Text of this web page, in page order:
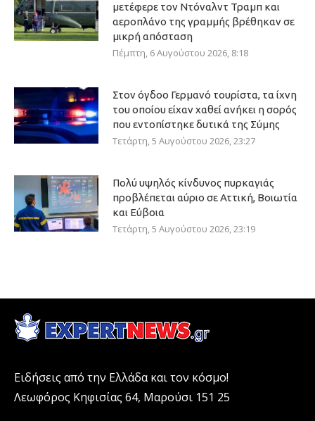
μετέφερε τον Ντόναλντ Τραμπ και
αεροπλάνο της γραμμής βρέθηκαν σε
μικρή απόσταση
Πέμπτη, 6 Αυγούστου 2026, 8:18
Στον όγδοο Γερμανό τουρίστα, τα ίχνη
του οποίου είχαν χαθεί ανήκει η σορός
που εντοπίστηκε δυτικά της Σύμης
Τετάρτη, 5 Αυγούστου 2026, 23:27
Πολύ υψηλός κίνδυνος πυρκαγιάς
προβλέπεται αύριο σε Αττική, Βοιωτία
και Εύβοια
Τετάρτη, 5 Αυγούστου 2026, 23:19
Ειδήσεις από την Ελλάδα και τον κόσμο!
Λεωφόρος Κηφισίας 64, Μαρούσι 151 25